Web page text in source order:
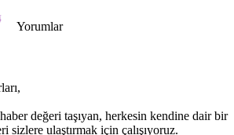
Yorumlar
değeri taşıyan, herkesin kendine dair bir
sizlere ulaştırmak için çalışıyoruz.